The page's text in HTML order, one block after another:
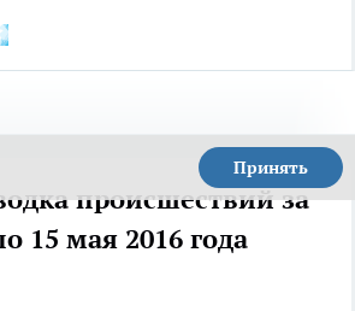
Принять
происшествий за
15 мая 2016 года